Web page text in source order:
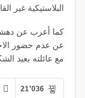
البلاستيكية غير
كما أعرب عن
عن عدم حضور
مع عائلته بعيد
21٬036